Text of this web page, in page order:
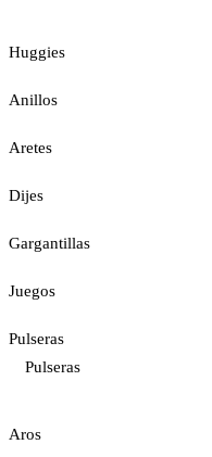
Huggies
Anillos
Aretes
Dijes
Gargantillas
Juegos
Pulseras
Pulseras
Aros